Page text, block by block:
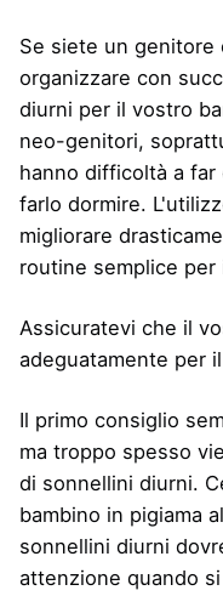
Se siete un
organizzare con
diurni per il vostro
neo-genitori,
hanno difficoltà a far
farlo dormire.
migliorare
routine semplice
Assicuratevi che il
adeguatamente per
Il primo consiglio
ma troppo spesso
di sonnellini diurni.
bambino in pigiama
sonnellini diurni
attenzione quando